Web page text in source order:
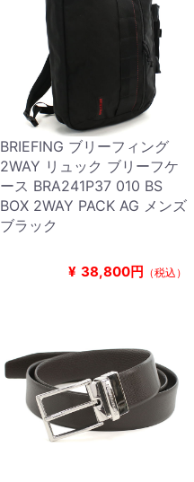
BRIEFING ブリーフィング
2WAY リュック ブリーフケ
ース BRA241P37 010 BS
BOX 2WAY PACK AG メンズ
ブラック
¥ 38,800円 （税込）